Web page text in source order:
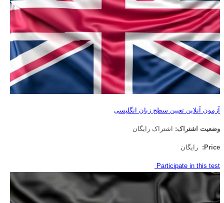
آزمون آنلاین تعیین سطح زبان انگلیسی
وضعیت اشتراک: اشتراک رایگان
Price: رایگان
Participate in this test